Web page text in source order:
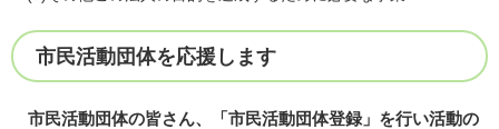
市民活動団体を応援します
市民活動団体の皆さん、「市民活動団体登録」を行い活動の